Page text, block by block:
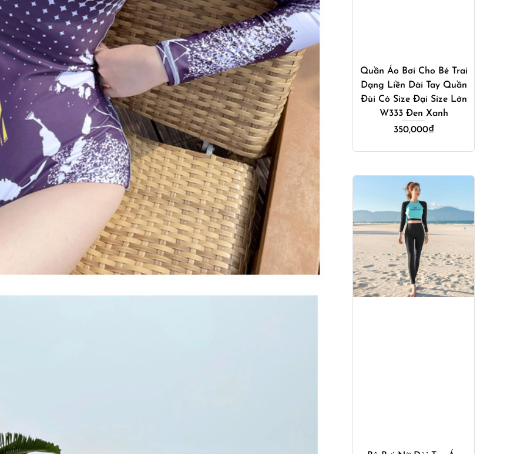
Quần Áo Bơi Cho Bé Trai
Dạng Liền Dài Tay Quần
Đùi Có Size Đại Size Lớn
W333 Đen Xanh
350,000₫